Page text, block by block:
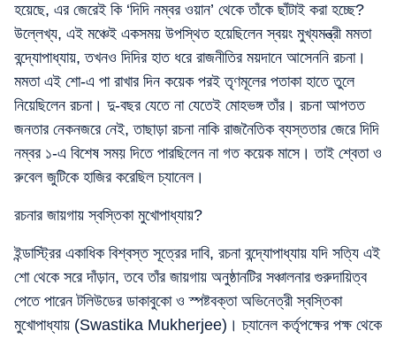
হয়েছে, এর জেরেই কি ‘দিদি নম্বর ওয়ান’ থেকে তাঁকে ছাঁটাই করা হচ্ছে?
উল্লেখ্য, এই মঞ্চেই একসময় উপস্থিত হয়েছিলেন স্বয়ং মুখ্যমন্ত্রী মমতা
বন্দ্যোপাধ্যায়, তখনও দিদির হাত ধরে রাজনীতির ময়দানে আসেননি রচনা।
মমতা এই শো-এ পা রাখার দিন কয়েক পরই তৃণমূলের পতাকা হাতে তুলে
নিয়েছিলেন রচনা। দু-বছর যেতে না যেতেই মোহভঙ্গ তাঁর। রচনা আপতত
জনতার নেকনজরে নেই, তাছাড়া রচনা নাকি রাজনৈতিক ব্যস্ততার জেরে দিদি
নম্বর ১-এ বিশেষ সময় দিতে পারছিলেন না গত কয়েক মাসে। তাই শ্বেতা ও
রুবেল জুটিকে হাজির করেছিল চ্যানেল।
রচনার জায়গায় স্বস্তিকা মুখোপাধ্যায়?
ইন্ডাস্ট্রির একাধিক বিশ্বস্ত সূত্রের দাবি, রচনা বন্দ্যোপাধ্যায় যদি সত্যি এই
শো থেকে সরে দাঁড়ান, তবে তাঁর জায়গায় অনুষ্ঠানটির সঞ্চালনার গুরুদায়িত্ব
পেতে পারেন টলিউডের ডাকাবুকো ও স্পষ্টবক্তা অভিনেত্রী স্বস্তিকা
মুখোপাধ্যায় (Swastika Mukherjee)। চ্যানেল কর্তৃপক্ষের পক্ষ থেকে